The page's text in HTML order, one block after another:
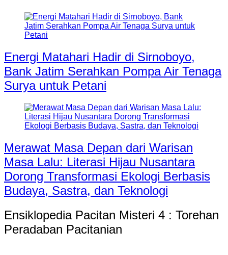
Energi Matahari Hadir di Sirnoboyo,
Bank Jatim Serahkan Pompa Air Tenaga
Surya untuk Petani
Merawat Masa Depan dari Warisan
Masa Lalu: Literasi Hijau Nusantara
Dorong Transformasi Ekologi Berbasis
Budaya, Sastra, dan Teknologi
Ensiklopedia Pacitan Misteri 4 : Torehan
Peradaban Pacitanian